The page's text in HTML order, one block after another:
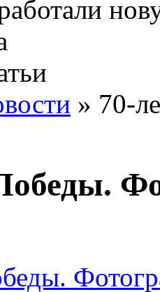
» 70-